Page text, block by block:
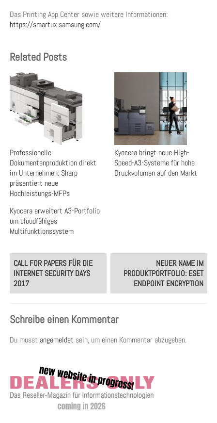
Das Printing App Center sowie weitere Informationen:
https://smartux.samsung.com/
Related Posts
Professionelle
Dokumentenproduktion direkt
im Unternehmen: Sharp
präsentiert neue
Hochleistungs-MFPs
Kyocera bringt neue High-
Speed-A3-Systeme für hohe
Druckvolumen auf den Markt
Kyocera erweitert A3-Portfolio
um cloudfähiges
Multifunktionssystem
Post
navigation
CALL FOR PAPERS FÜR DIE
INTERNET SECURITY DAYS
2017
NEUER NAME IM
PRODUKTPORTFOLIO: ESET
ENDPOINT ENCRYPTION
Schreibe einen Kommentar
Du musst angemeldet sein, um einen Kommentar abzugeben.